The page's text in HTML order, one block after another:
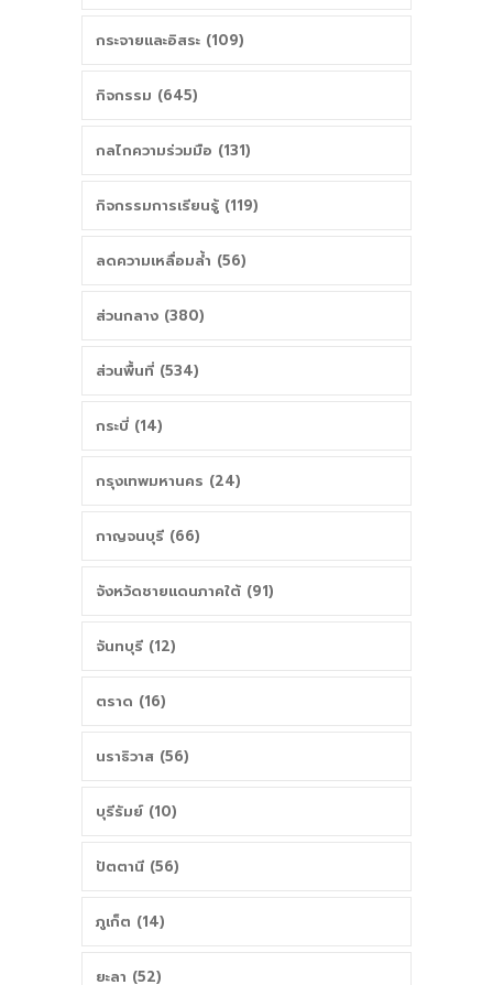
กระจายและอิสระ (109)
กิจกรรม (645)
กลไกความร่วมมือ (131)
กิจกรรมการเรียนรู้ (119)
ลดความเหลื่อมล้ำ (56)
ส่วนกลาง (380)
ส่วนพื้นที่ (534)
กระบี่ (14)
กรุงเทพมหานคร (24)
กาญจนบุรี (66)
จังหวัดชายแดนภาคใต้ (91)
จันทบุรี (12)
ตราด (16)
นราธิวาส (56)
บุรีรัมย์ (10)
ปัตตานี (56)
ภูเก็ต (14)
ยะลา (52)